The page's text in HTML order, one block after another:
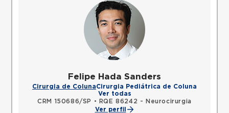
Felipe Hada Sanders
Cirurgia de ColunaCirurgia Pediátrica de Coluna
Ver todas
CRM 150686/SP
•
RQE 86242 - Neurocirurgia
Ver perfil